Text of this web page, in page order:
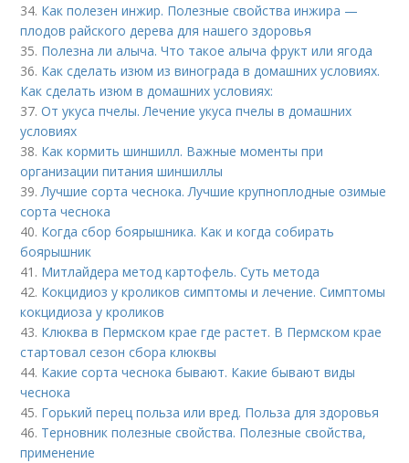
34. Как полезен инжир. Полезные свойства инжира —
плодов райского дерева для нашего здоровья
35. Полезна ли алыча. Что такое алыча фрукт или ягода
36. Как сделать изюм из винограда в домашних условиях.
Как сделать изюм в домашних условиях:
37.От укуса пчелы. Лечение укуса пчелы в домашних
условиях
38. Как кормить шиншилл. Важные моменты при
организации питания шиншиллы
39.Лучшие сорта чеснока. Лучшие крупноплодные озимые
сорта чеснока
40. Когда сбор боярышника. Как и когда собирать
боярышник
41. Митлайдера метод картофель. Суть метода
42. Кокцидиоз у кроликов симптомы и лечение. Симптомы
кокцидиоза у кроликов
43. Клюква в Пермском крае где растет. В Пермском крае
стартовал сезон сбора клюквы
44. Какие сорта чеснока бывают. Какие бывают виды
чеснока
45. Горький перец польза или вред. Польза для здоровья
46. Терновник полезные свойства. Полезные свойства,
применение